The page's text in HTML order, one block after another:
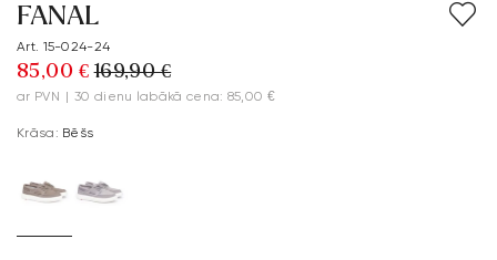
FANAL
Art. 15-024-24
85,00 € 169,90 €
ar PVN | 30 dienu labākā cena: 85,00 €
Krāsa: Bēšs